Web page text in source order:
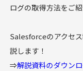
ログの取得方法をご紹
Salesforceのアクセ
説します！
⇒解説資料のダウン